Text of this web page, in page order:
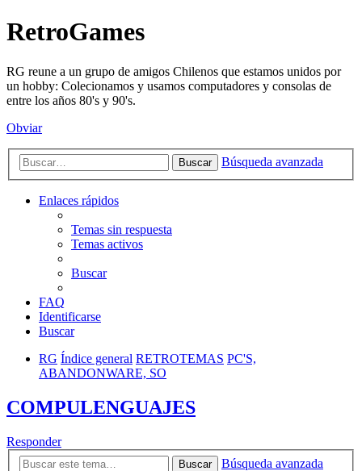
RetroGames
RG reune a un grupo de amigos Chilenos que estamos unidos por
un hobby: Colecionamos y usamos computadores y consolas de
entre los años 80's y 90's.
Obviar
Buscar Búsqueda avanzada
Enlaces rápidos
Temas sin respuesta
Temas activos
Buscar
FAQ
Identificarse
Buscar
RG Índice general RETROTEMAS PC'S,
ABANDONWARE, SO
COMPULENGUAJES
Responder
Buscar
Búsqueda avanzada